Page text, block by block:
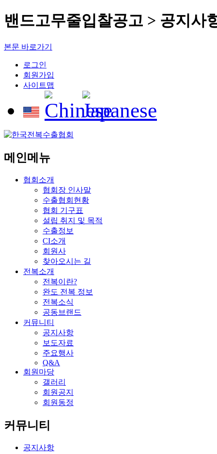
밴드고무줄입찰공고 > 공지사
본문 바로가기
로그인
회원가입
사이트맵
메인메뉴
협회소개
협회장 인사말
수출협회현황
협회 기구표
설립 취지 및 목적
수출정보
CI소개
회원사
찾아오시는 길
전복소개
전복이란?
완도 전복 정보
전복소식
공동브랜드
커뮤니티
공지사항
보도자료
주요행사
Q&A
회원마당
갤러리
회원공지
회원동정
커뮤니티
공지사항